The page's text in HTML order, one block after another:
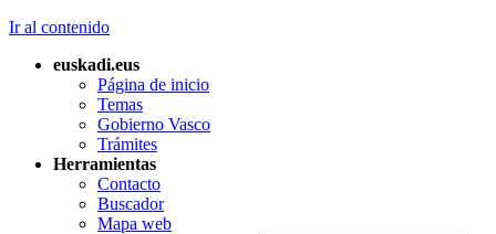
Ir al contenido
euskadi.eus
Página de inicio
Temas
Gobierno Vasco
Trámites
Herramientas
Contacto
Buscador
Mapa web